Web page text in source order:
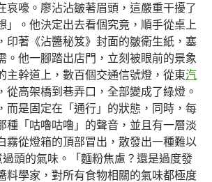
哀嚎。廖沾沾皺著眉頭，這嚴重干擾了
」。他決定出去看個究竟，順手從桌上
印著《沾醬秘笈》封面的皺衛生紙，塞
。他一腳踏出店門，立刻被眼前的景象
主幹道上，數百個交通信號燈，從東汽
從高架橋到巷弄口，全部變成了綠燈。
而是固定在「通行」的狀態，同時，每
種「咕嚕咕嚕」的聲音，並且有一層淡
霧從燈箱的頂部冒出，散發出一種難以
頭的氣味。「麵粉焦慮？還是過度發
料學家，對所有食物相關的氣味都極度